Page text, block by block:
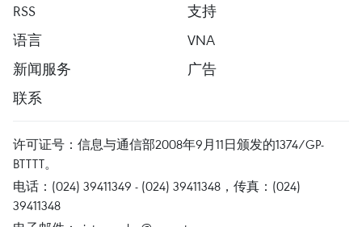
RSS
支持
语言
VNA
新闻服务
广告
联系
许可证号：信息与通信部2008年9月11日颁发的1374/GP-
BTTTT。
电话：(024) 39411349 - (024) 39411348，传真：(024)
39411348